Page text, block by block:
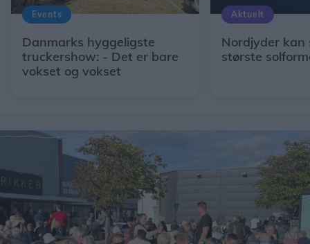
Events
Danmarks hyggeligste
truckershow: - Det er bare
vokset og vokset
Aktuelt
Nordjyder kan
største